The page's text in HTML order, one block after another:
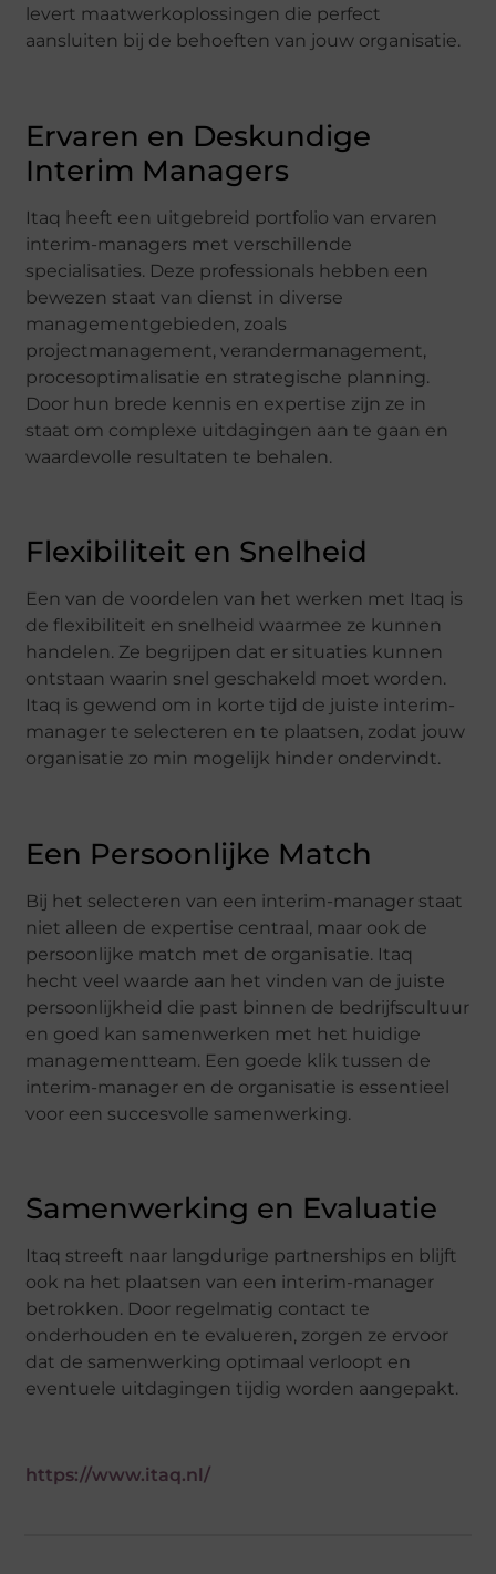
levert maatwerkoplossingen die perfect
aansluiten bij de behoeften van jouw organisatie.
Ervaren en Deskundige
Interim Managers
Itaq heeft een uitgebreid portfolio van ervaren
interim-managers met verschillende
specialisaties. Deze professionals hebben een
bewezen staat van dienst in diverse
managementgebieden, zoals
projectmanagement, verandermanagement,
procesoptimalisatie en strategische planning.
Door hun brede kennis en expertise zijn ze in
staat om complexe uitdagingen aan te gaan en
waardevolle resultaten te behalen.
Flexibiliteit en Snelheid
Een van de voordelen van het werken met Itaq is
de flexibiliteit en snelheid waarmee ze kunnen
handelen. Ze begrijpen dat er situaties kunnen
ontstaan waarin snel geschakeld moet worden.
Itaq is gewend om in korte tijd de juiste interim-
manager te selecteren en te plaatsen, zodat jouw
organisatie zo min mogelijk hinder ondervindt.
Een Persoonlijke Match
Bij het selecteren van een interim-manager staat
niet alleen de expertise centraal, maar ook de
persoonlijke match met de organisatie. Itaq
hecht veel waarde aan het vinden van de juiste
persoonlijkheid die past binnen de bedrijfscultuur
en goed kan samenwerken met het huidige
managementteam. Een goede klik tussen de
interim-manager en de organisatie is essentieel
voor een succesvolle samenwerking.
Samenwerking en Evaluatie
Itaq streeft naar langdurige partnerships en blijft
ook na het plaatsen van een interim-manager
betrokken. Door regelmatig contact te
onderhouden en te evalueren, zorgen ze ervoor
dat de samenwerking optimaal verloopt en
eventuele uitdagingen tijdig worden aangepakt.
https://www.itaq.nl/